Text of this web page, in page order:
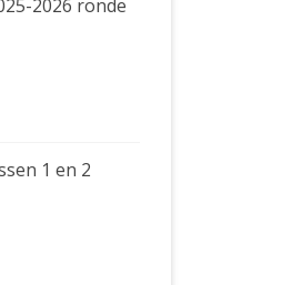
2026 ronde
1 en 2